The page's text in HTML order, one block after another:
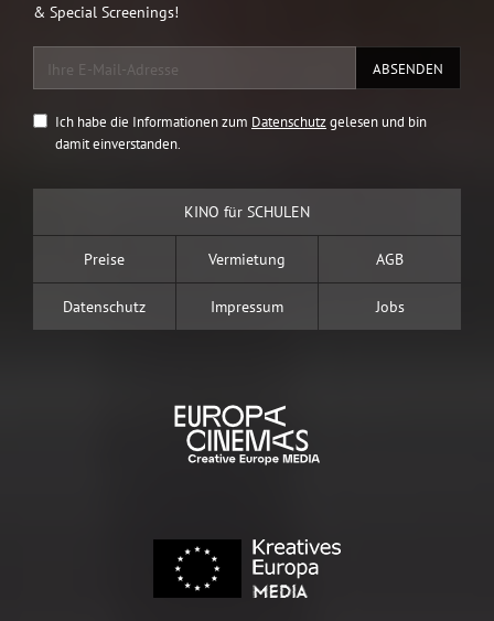
& Special Screenings!
Ich habe die Informationen zum Datenschutzgelesen und bin
damit einverstanden.
KINO für SCHULEN
Preise Vermietung AGB
Datenschutz Impressum Jobs